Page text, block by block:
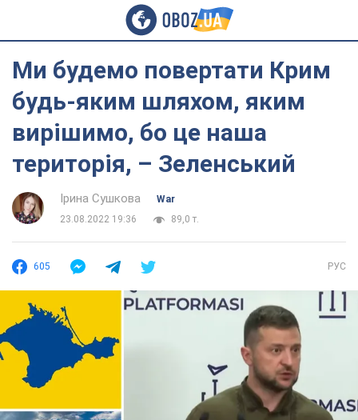
Ми будемо повертати Крим
будь-яким шляхом, яким
вирішимо, бо це наша
територія, – Зеленський
Ірина Сушкова
War
23.08.2022 19:36
89,0 т.
605 РУС